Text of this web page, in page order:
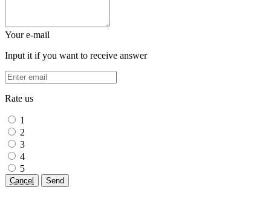
Your e-mail
Input it if you want to receive answer
Rate us
1
2
3
4
5
Cancel Send